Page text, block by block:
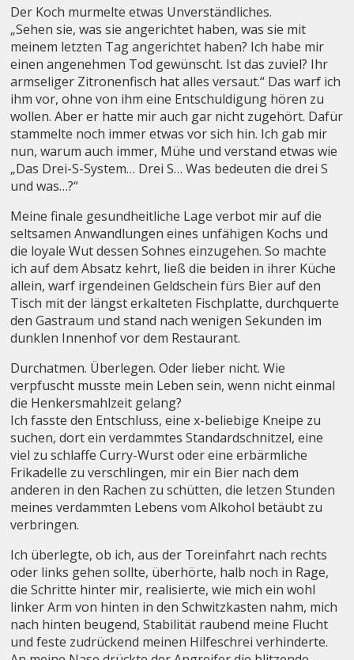
Der Koch murmelte etwas Unverständliches.
„Sehen sie, was sie angerichtet haben, was sie mit
meinem letzten Tag angerichtet haben? Ich habe mir
einen angenehmen Tod gewünscht. Ist das zuviel? Ihr
armseliger Zitronenfisch hat alles versaut.“ Das warf ich
ihm vor, ohne von ihm eine Entschuldigung hören zu
wollen. Aber er hatte mir auch gar nicht zugehört. Dafür
stammelte noch immer etwas vor sich hin. Ich gab mir
nun, warum auch immer, Mühe und verstand etwas wie
„Das Drei-S-System… Drei S… Was bedeuten die drei S
und was…?“
Meine finale gesundheitliche Lage verbot mir auf die
seltsamen Anwandlungen eines unfähigen Kochs und
die loyale Wut dessen Sohnes einzugehen. So machte
ich auf dem Absatz kehrt, ließ die beiden in ihrer Küche
allein, warf irgendeinen Geldschein fürs Bier auf den
Tisch mit der längst erkalteten Fischplatte, durchquerte
den Gastraum und stand nach wenigen Sekunden im
dunklen Innenhof vor dem Restaurant.
Durchatmen. Überlegen. Oder lieber nicht. Wie
verpfuscht musste mein Leben sein, wenn nicht einmal
die Henkersmahlzeit gelang?
Ich fasste den Entschluss, eine x-beliebige Kneipe zu
suchen, dort ein verdammtes Standardschnitzel, eine
viel zu schlaffe Curry-Wurst oder eine erbärmliche
Frikadelle zu verschlingen, mir ein Bier nach dem
anderen in den Rachen zu schütten, die letzen Stunden
meines verdammten Lebens vom Alkohol betäubt zu
verbringen.
Ich überlegte, ob ich, aus der Toreinfahrt nach rechts
oder links gehen sollte, überhörte, halb noch in Rage,
die Schritte hinter mir, realisierte, wie mich ein wohl
linker Arm von hinten in den Schwitzkasten nahm, mich
nach hinten beugend, Stabilität raubend meine Flucht
und feste zudrückend meinen Hilfeschrei verhinderte.